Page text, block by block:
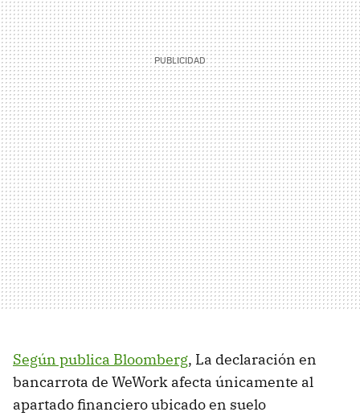
Según publica Bloomberg, La declaración en
bancarrota de WeWork afecta únicamente al
apartado financiero ubicado en suelo